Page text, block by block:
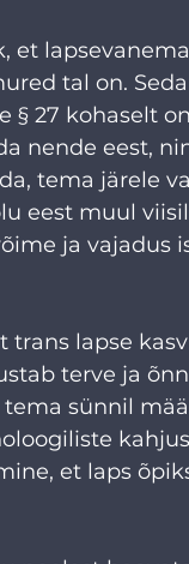
et
tal on.
§ 27 kohaselt
nende eest,
tema järele
eest muul
ja
trans lapse
terve ja
sünnil
et laps